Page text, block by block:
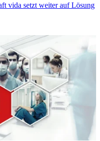
vida setzt weiter auf Lösung